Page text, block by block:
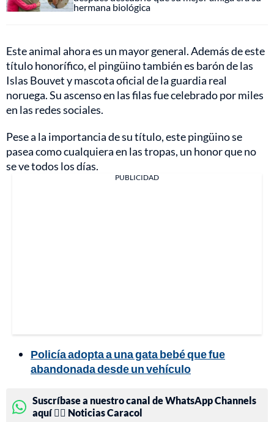
hermana biológica
Este animal ahora es un mayor general. Además de este
título honorífico, el pingüino también es barón de las
Islas Bouvet y mascota oficial de la guardia real
noruega. Su ascenso en las filas fue celebrado por miles
en las redes sociales.
Pese a la importancia de su título, este pingüino se
pasea como cualquiera en las tropas, un honor que no
se ve todos los días.
PUBLICIDAD
Policía adopta a una gata bebé que fue
abandonada desde un vehículo
Suscríbase a nuestro canal de WhatsApp Channels
aquí 👉🏻 Noticias Caracol